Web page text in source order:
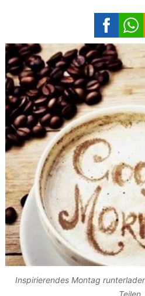
Inspirierendes Montag
Teilen.